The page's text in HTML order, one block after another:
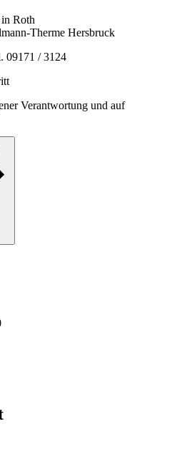
Roth
Therme Hers­bruck
09171 / 3124
Ver­ant­wor­tung und auf